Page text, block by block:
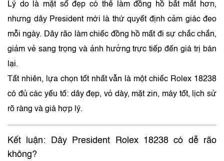
Lý do là mặt số đẹp có thể làm đồng hồ bắt mắt hơn,
nhưng dây President mới là thứ quyết định cảm giác đeo
mỗi ngày. Dây rão làm chiếc đồng hồ mất đi sự chắc chắn,
giảm vẻ sang trọng và ảnh hưởng trực tiếp đến giá trị bán
lại.
Tất nhiên, lựa chọn tốt nhất vẫn là một chiếc Rolex 18238
có đủ các yếu tố: dây đẹp, vỏ dày, mặt zin, máy tốt, lịch sử
rõ ràng và giá hợp lý.
Kết luận: Dây President Rolex 18238 có dễ rão
không?